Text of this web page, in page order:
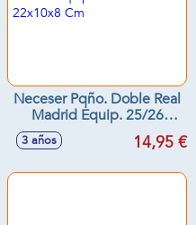
Neceser Pqño. Doble Real
Madrid Equip. 25/26
22x10x8 Cm
3 años 14,95 €